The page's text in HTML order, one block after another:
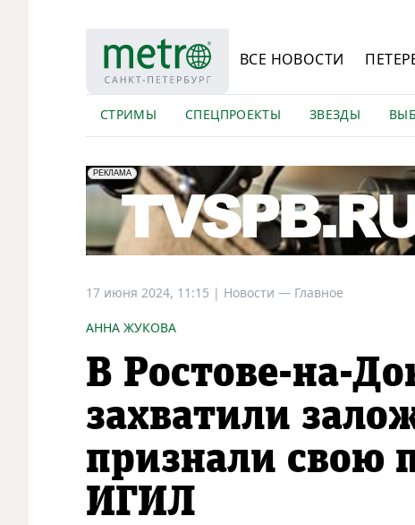
ВСЕ НОВОСТИ
СТРИМЫ СПЕЦПРОЕКТЫ ЗВЕЗДЫ
erid: LdtCK5Efv
РЕКЛАМА
АО "ГАТР", ИНН: 7841320717
17 июня 2024, 11:15 | Новости — Главное
АННА ЖУКОВА
В Ростове-на-
захватили
признали свою
ИГИЛ